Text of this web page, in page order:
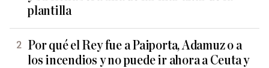
plantilla
Por qué el Rey fue a Paiporta, Adamuz o a
los incendios y no puede ir ahora a Ceuta y